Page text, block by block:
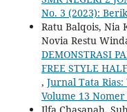
No. 3 (2023):
Ratu Balqois, Nia
Novia Restu
DEMONSTRASI
FREE STYLE
, Jurnal Tata Rias:
Volume 13